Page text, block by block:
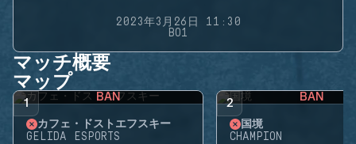
2023年3月26日 11:30
BO1
マッチ概要
マップ
1 BAN
カフェ・ドストエフスキー
GELIDA ESPORTS
2 BAN
国境
CHAMPION